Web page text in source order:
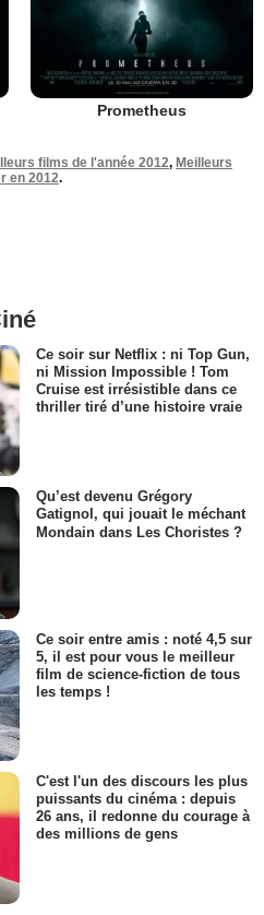
Prometheus
films de l'année 2012, Meilleurs
en 2012.
Ce soir sur Netflix : ni Top Gun,
ni Mission Impossible ! Tom
Cruise est irrésistible dans ce
thriller tiré d’une histoire vraie
Qu’est devenu Grégory
Gatignol, qui jouait le méchant
Mondain dans Les Choristes ?
Ce soir entre amis : noté 4,5 sur
5, il est pour vous le meilleur
film de science-fiction de tous
les temps !
C'est l'un des discours les plus
puissants du cinéma : depuis
26 ans, il redonne du courage à
des millions de gens